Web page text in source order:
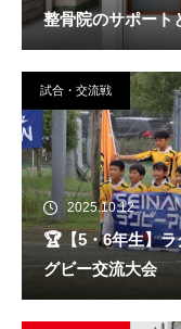
整骨院のサポート
試合・交流戦
2025.10.12
🏆️【5・6年生】
グビー交流大会